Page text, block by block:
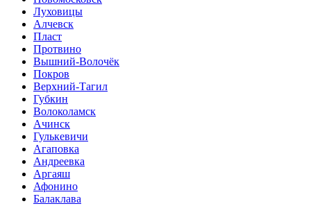
Луховицы
Алчевск
Пласт
Протвино
Вышний-Волочёк
Покров
Верхний-Тагил
Губкин
Волоколамск
Ачинск
Гулькевичи
Агаповка
Андреевка
Аргаяш
Афонино
Балаклава